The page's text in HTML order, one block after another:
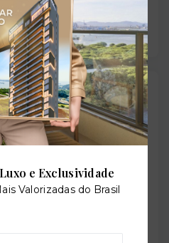
e Exclusividade
Valorizadas do Brasil